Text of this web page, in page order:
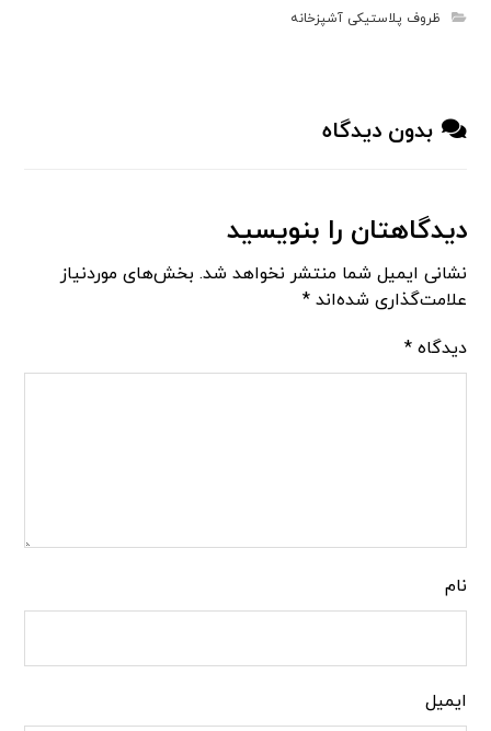
ظروف پلاستیکی آشپزخانه
بدون دیدگاه
دیدگاهتان را بنویسید
نشانی ایمیل شما منتشر نخواهد شد. بخش‌های موردنیاز
علامت‌گذاری شده‌اند*
دیدگاه*
نام
ایمیل